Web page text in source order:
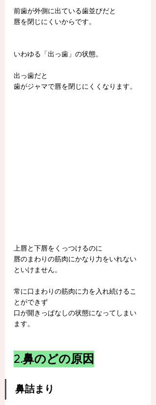
前歯が外側に出ている歯並びだと
唇を閉じにくいからです。
いわゆる「出っ歯」の状態。
出っ歯だと
歯がジャマで唇を閉じにくくなります。
上唇と下唇をくっつけるのに
唇のまわりの筋肉にかなり力をいれない
といけません。
常に口まわりの筋肉に力を入れ続けるこ
とができず
口が開きっぱなしの状態になってしまい
ます。
2.鼻のどの原因
鼻詰まり